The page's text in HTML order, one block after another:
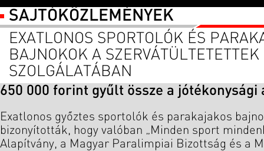
SAJTÓKÖZLEMÉNYEK
EXATLONOS SPORTOLÓK ÉS
BAJNOKOK A SZERVÁTÜLTETETTEK
SZOLGÁLATÁBAN
650 000 forint gyűlt össze a jótékonysági
Exatlonos győztes sportolók és parakajakos
bizonyították, hogy valóban „Minden sport
Alapítvány, a Magyar Paralimpiai Bizottság és a